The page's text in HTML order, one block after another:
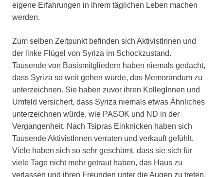
eigene Erfahrungen in ihrem täglichen Leben machen
werden.
Zum selben Zeitpunkt befinden sich AktivistInnen und
der linke Flügel von Syriza im Schockzustand.
Tausende von Basismitgliedern haben niemals gedacht,
dass Syriza so weit gehen würde, das Memorandum zu
unterzeichnen. Sie haben zuvor ihren KollegInnen und
Umfeld versichert, dass Syriza niemals etwas Ähnliches
unterzeichnen würde, wie PASOK und ND in der
Vergangenheit. Nach Tsipras Einknicken haben sich
Tausende AktivistInnen verraten und verkauft gefühlt.
Viele haben sich so sehr geschämt, dass sie sich für
viele Tage nicht mehr getraut haben, das Haus zu
verlassen und ihren Freunden unter die Augen zu treten.